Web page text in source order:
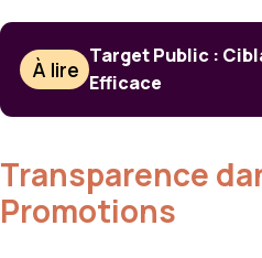
À lire
Target Public :
Efficace
Transparence
Promotions